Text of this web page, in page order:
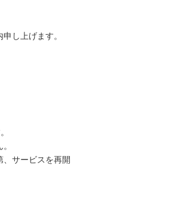
し上げます。
サービスを再開